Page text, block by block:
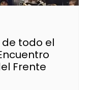
todo el
Frente